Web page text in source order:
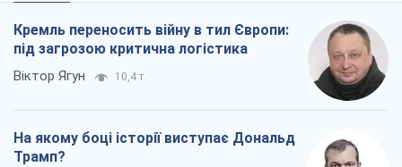
Кремль переносить війну в тил Європи:
під загрозою критична логістика
Віктор Ягун 10,4 т.
На якому боці історії виступає Дональд
Трамп?